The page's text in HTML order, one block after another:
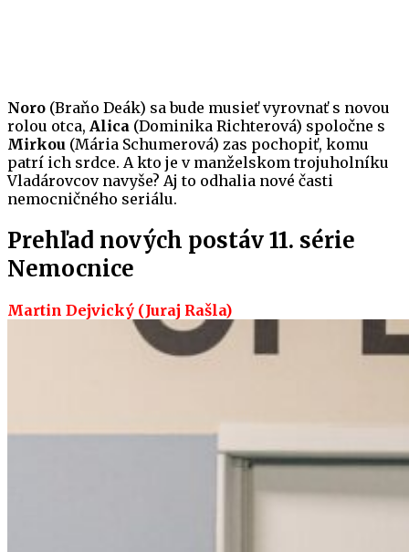
Noro (Braňo Deák) sa bude musieť vyrovnať s novou
rolou otca, Alica (Dominika Richterová) spoločne s
Mirkou (Mária Schumerová) zas pochopiť, komu
patrí ich srdce. A kto je v manželskom trojuholníku
Vladárovcov navyše? Aj to odhalia nové časti
nemocničného seriálu.
Prehľad nových postáv 11. série
Nemocnice
Martin Dejvický (Juraj Rašla)